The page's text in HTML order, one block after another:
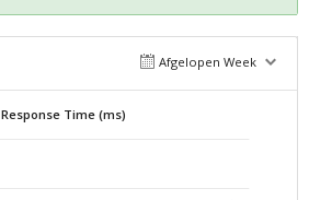
Afgelopen Week
Response Time (ms)